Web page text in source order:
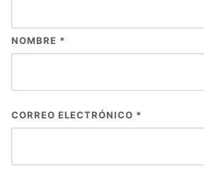
NOMBRE *
CORREO ELECTRÓNICO *